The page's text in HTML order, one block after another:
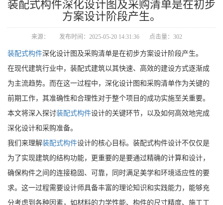
装配式构件深化设计图及采购清单是在初步
方案设计阶段产生。
来源： 发布时间：2025-05-20 14:31:36 点击量：302
装配式构件深化设计图及采购清单是在初步方案设计阶段产生。
在现代建筑行业中，装配式建筑以其快速、高效的建设方式逐渐成
为主流趋势。而在这一过程中，深化设计图和采购清单作为关键的
前期工作，其准确性和合理性对于整个项目的成功实施至关重要。
本文将深入探讨装配式构件设计的关键环节，以及如何高效地完成
深化设计和采购准备。
我们来理解装配式构件设计的核心目标。装配式构件设计不仅仅是
为了实现建筑的结构功能，更重要的是要通过精确的计算和设计，
确保构件之间的连接稳固、可靠，同时满足美学和环境适应性的要
求。这一过程需要设计师具备丰富的理论知识和实践能力，能够充
分考虑到各种因素，如材料的力学性能、构件的尺寸精度、施工工